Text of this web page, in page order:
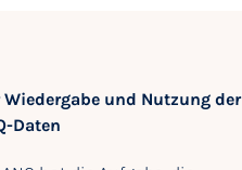
Wiedergabe und Nutzung der
Daten